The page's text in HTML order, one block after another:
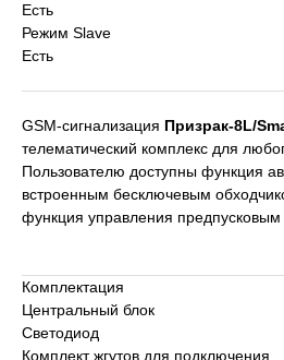
Есть
Режим Slave
Есть
GSM-сигнализация Призрак-8L/
телематический комплекс для
Пользователю доступны функция
встроенным бесключевым
функция управления предпусковым
Комплектация
Центральный блок
Светодиод
Комплект жгутов для подключения